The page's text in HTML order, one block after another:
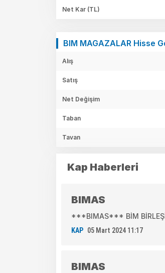
Net Kar (TL)
BIM MAGAZALAR Hisse
Alış
Satış
Net Değişim
Taban
Tavan
Kap Haberleri
BIMAS
***BIMAS*** BİM
KAP 05 Mart 2024 11:17
BIMAS